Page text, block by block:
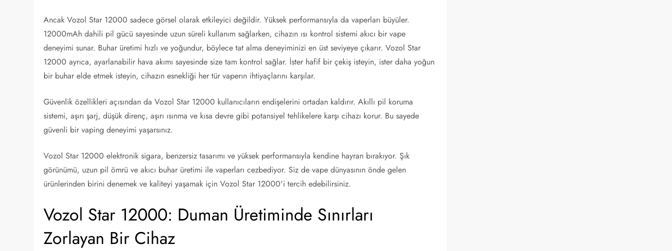
Ancak Vozol Star 12000 sadece görsel olarak etkileyici değildir. Yüksek performansıyla da vaperları büyüler.
12000mAh dahili pil gücü sayesinde uzun süreli kullanım sağlarken, cihazın ısı kontrol sistemi akıcı bir vape
deneyimi sunar. Buhar üretimi hızlı ve yoğundur, böylece tat alma deneyiminizi en üst seviyeye çıkarır. Vozol Star
12000 ayrıca, ayarlanabilir hava akımı sayesinde size tam kontrol sağlar. İster hafif bir çekiş isteyin, ister daha yoğun
bir buhar elde etmek isteyin, cihazın esnekliği her tür vaperın ihtiyaçlarını karşılar.
Güvenlik özellikleri açısından da Vozol Star 12000 kullanıcıların endişelerini ortadan kaldırır. Akıllı pil koruma
sistemi, aşırı şarj, düşük direnç, aşırı ısınma ve kısa devre gibi potansiyel tehlikelere karşı cihazı korur. Bu sayede
güvenli bir vaping deneyimi yaşarsınız.
Vozol Star 12000 elektronik sigara, benzersiz tasarımı ve yüksek performansıyla kendine hayran bırakıyor. Şık
görünümü, uzun pil ömrü ve akıcı buhar üretimi ile vaperları cezbediyor. Siz de vape dünyasının önde gelen
ürünlerinden birini denemek ve kaliteyi yaşamak için Vozol Star 12000'i tercih edebilirsiniz.
Vozol Star 12000: Duman Üretiminde Sınırları
Zorlayan Bir Cihaz